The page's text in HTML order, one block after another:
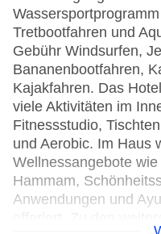
Tretbootfahren und
Gebühr Windsurfen,
Bananenbootfahren,
Kajakfahren. Das
viele Aktivitäten im
Fitnessstudio,
und Aerobic. Im Haus
Wellnessangebote
Hammam,
Anwendungen und